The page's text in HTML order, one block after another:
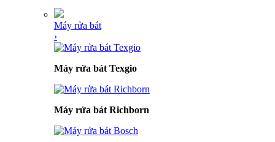
Máy rửa bát
›
Máy rửa bát Texgio
Máy rửa bát Richborn